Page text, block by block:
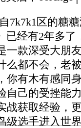
区的糖糖
已经有2年多了
一款深受大朋
么都不会，老
你有木有感同
自己的受挫能
战获取经验，
级选手进入世